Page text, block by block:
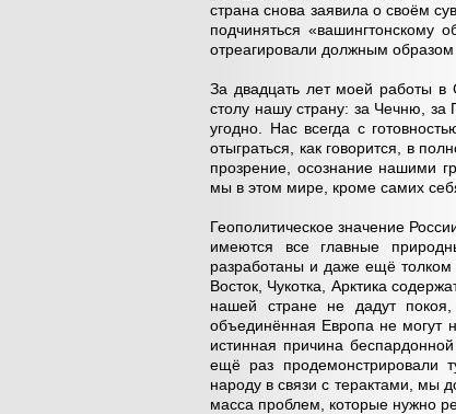
страна снова заявила о своём
подчиняться
отреагировали должным
За двадцать лет моей работы в
столу нашу страну: за Чечню,
угодно. Нас всегда с
отыграться, как говорится, в
прозрение, осознание нашими
мы в этом мире, кроме самих
Геополитическое значение
имеются все главные
разработаны и даже ещё
Восток, Чукотка, Арктика
нашей стране не дадут
объединённая Европа не могут
истинная причина
ещё раз продемонстрировали
народу в связи с терактами, мы
масса проблем, которые нужно